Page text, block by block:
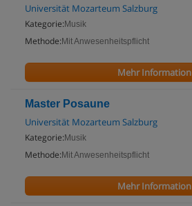
Universität Mozarteum Salzburg
Kategorie: Musik
Methode: Mit Anwesenheitspflicht
Mehr Information
Master Posaune
Universität Mozarteum Salzburg
Kategorie: Musik
Methode: Mit Anwesenheitspflicht
Mehr Information